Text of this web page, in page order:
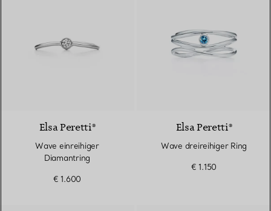
Elsa Peretti®
Wave einreihiger
Diamantring
€ 1.600
Elsa Peretti®
Wave dreireihiger Ring
€ 1.150